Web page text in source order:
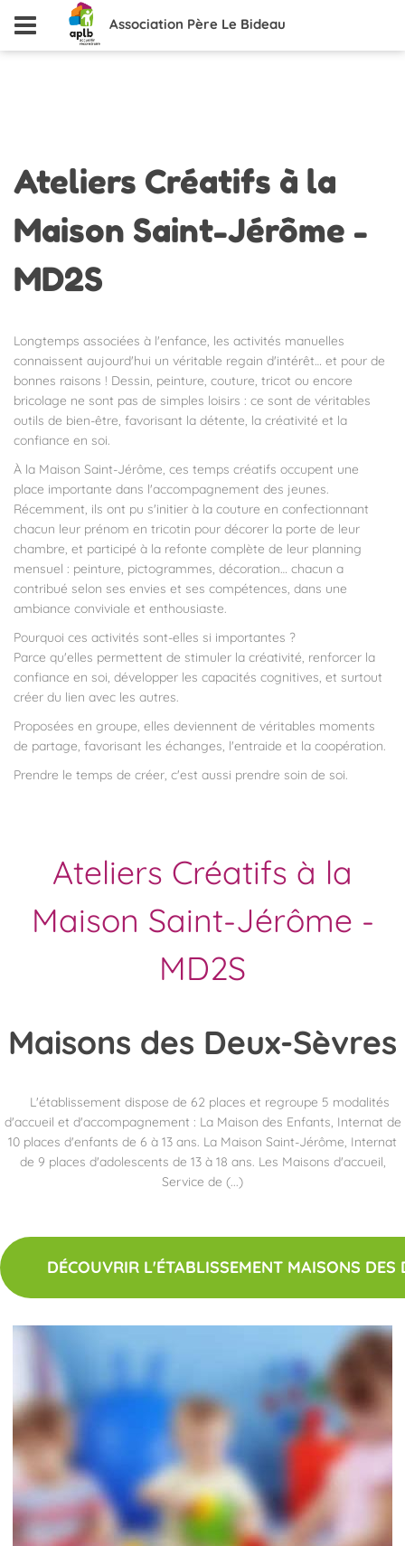
Association Père Le Bideau
Ateliers Créatifs à la
Maison Saint-Jérôme -
MD2S
Longtemps associées à l'enfance, les activités manuelles
connaissent aujourd'hui un véritable regain d'intérêt… et pour de
bonnes raisons ! Dessin, peinture, couture, tricot ou encore
bricolage ne sont pas de simples loisirs : ce sont de véritables
outils de bien-être, favorisant la détente, la créativité et la
confiance en soi.
À la Maison Saint-Jérôme, ces temps créatifs occupent une
place importante dans l'accompagnement des jeunes.
Récemment, ils ont pu s'initier à la couture en confectionnant
chacun leur prénom en tricotin pour décorer la porte de leur
chambre, et participé à la refonte complète de leur planning
mensuel : peinture, pictogrammes, décoration… chacun a
contribué selon ses envies et ses compétences, dans une
ambiance conviviale et enthousiaste.
Pourquoi ces activités sont-elles si importantes ?
Parce qu'elles permettent de stimuler la créativité, renforcer la
confiance en soi, développer les capacités cognitives, et surtout
créer du lien avec les autres.
Proposées en groupe, elles deviennent de véritables moments
de partage, favorisant les échanges, l'entraide et la coopération.
Prendre le temps de créer, c'est aussi prendre soin de soi.
Ateliers Créatifs à la
Maison Saint-Jérôme -
MD2S
Maisons des Deux-Sèvres
L'établissement dispose de 62 places et regroupe 5 modalités
d'accueil et d'accompagnement : La Maison des Enfants, Internat de
10 places d'enfants de 6 à 13 ans. La Maison Saint-Jérôme, Internat
de 9 places d'adolescents de 13 à 18 ans. Les Maisons d'accueil,
Service de (...)
DÉCOUVRIR L'ÉTABLISSEMENT MAISONS DES